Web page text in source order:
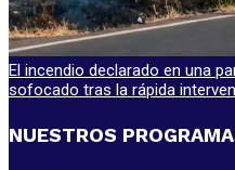
El incendio declarado en una
sofocado tras la rápida
NUESTROS